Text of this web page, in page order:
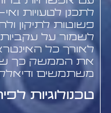
לתכנן לטעויות
פשוטות לתיקון
לשמור על עקביות
לאורך כל
את הממשק כך
משתמשים
טכנולוגיות